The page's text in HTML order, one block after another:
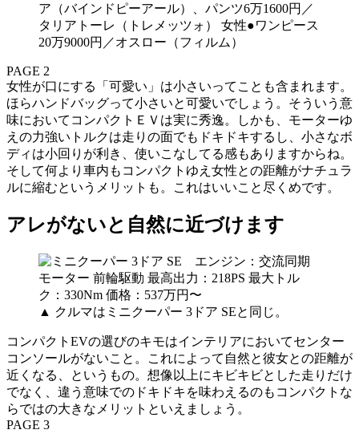
ア（バインドピーアール）、パンツ6万1600円／
タリアトーレ（トレメッツォ） 女性●ワンピース
20万9000円／オスロー（フィルム）
PAGE 2
女性が口にする「可愛い」は小さいってことも含まれます。
ほらハンドバッグって小さいと可愛いでしょう。そういう意
味においてコンパクトＥＶは実に秀逸。しかも、モーターゆ
えの力強いトルクは走りの面でもドキドキするし、小さなボ
ディは小回りが利き、使いこなしてる感もありますからね。
そして何より車内もコンパクトゆえ女性との距離がナチュラ
ルに縮むというメリットも。これはいいこと尽くめです。
アレがないと自然に近づけます
▲ クルマはミニクーパー 3ドア SEと同じ。
コンパクトEVの選びのキモはインテリアにおいてセンター
コンソールがないこと。これによって自然と彼女との距離が
近くなる、というもの。想像以上にキビキビとした走りだけ
でなく、違う意味でのドキドキを味わえるのもコンパクトな
らではの大きなメリットといえましょう。
PAGE 3